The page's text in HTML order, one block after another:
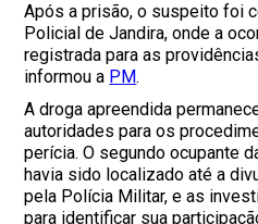
Após a prisão, o suspeito foi
Policial de Jandira, onde a
registrada para as
informou a PM.
A droga apreendida
autoridades para os
perícia. O segundo ocupante
havia sido localizado até a
pela Polícia Militar, e as
para identificar sua